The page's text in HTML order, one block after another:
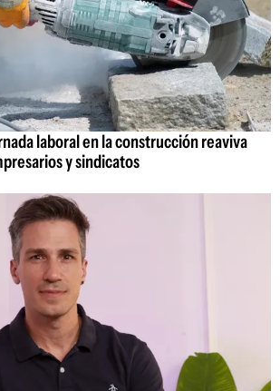
laboral en la construcción reaviva
y sindicatos